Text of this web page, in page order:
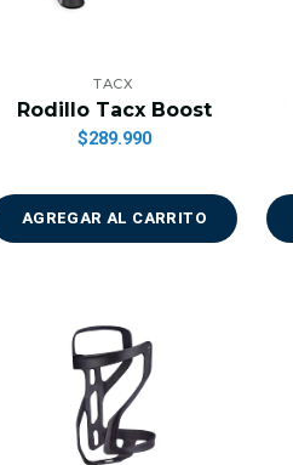
TACX
Rodillo Tacx Boost
$289.990
AGREGAR AL CARRITO